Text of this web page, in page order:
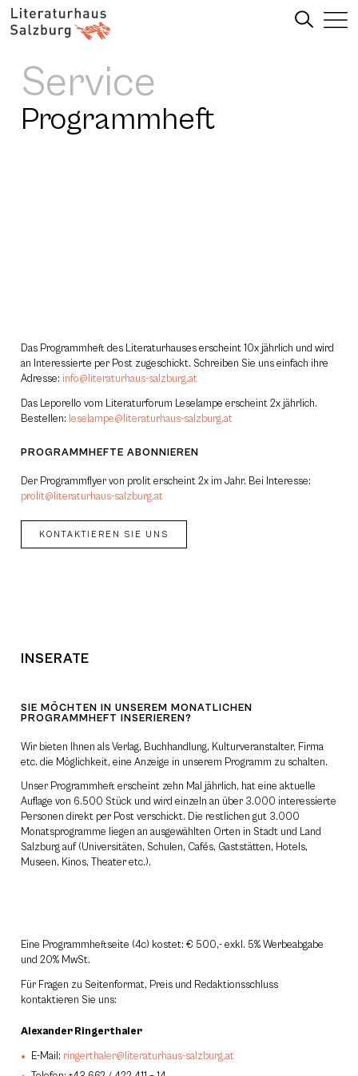
Service
Programmheft
Das Programmheft des Literaturhauses erscheint 10x jährlich und wird
an Interessierte per Post zugeschickt. Schreiben Sie uns einfach ihre
Adresse: info@literaturhaus-salzburg.at
Das Leporello vom Literaturforum Leselampe erscheint 2x jährlich.
Bestellen: leselampe@literaturhaus-salzburg.at
PROGRAMMHEFTE ABONNIEREN
Der Programmflyer von prolit erscheint 2x im Jahr. Bei Interesse:
prolit@literaturhaus-salzburg.at
KONTAKTIEREN SIE UNS
INSERATE
SIE MÖCHTEN IN UNSEREM MONATLICHEN
PROGRAMMHEFT INSERIEREN?
Wir bieten Ihnen als Verlag, Buchhandlung, Kulturveranstalter, Firma
etc. die Möglichkeit, eine Anzeige in unserem Programm zu schalten.
Unser Programmheft erscheint zehn Mal jährlich, hat eine aktuelle
Auflage von 6.500 Stück und wird einzeln an über 3.000 interessierte
Personen direkt per Post verschickt. Die restlichen gut 3.000
Monatsprogramme liegen an ausgewählten Orten in Stadt und Land
Salzburg auf (Universitäten, Schulen, Cafés, Gaststätten, Hotels,
Museen, Kinos, Theater etc.).
Eine Programmheftseite (4c) kostet: € 500,- exkl. 5% Werbeabgabe
und 20% MwSt.
Für Fragen zu Seitenformat, Preis und Redaktionsschluss
kontaktieren Sie uns:
Alexander Ringerthaler
E-Mail: ringerthaler@literaturhaus-salzburg.at